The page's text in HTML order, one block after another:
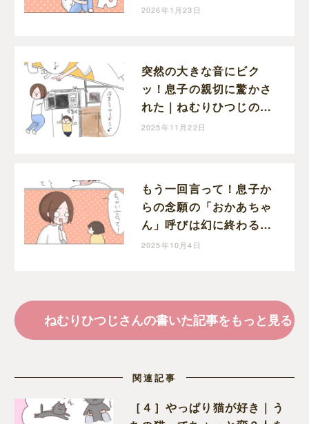
むりひつじの子育て絵日
2026年1月23日
突然の大きな音にビク
ッ！息子の親切に驚かさ
れた｜ねむりひつじの子
育て絵日記
2025年11月22日
もう一回言って！息子か
らの念願の「おかあちゃ
ん」呼びは幻に終わる｜
ねむりひつじの子育て絵
2025年10月4日
ねむりひつじさんの書いた記事をもっと見る
関連記事
［４］やっぱり猫が好き｜う